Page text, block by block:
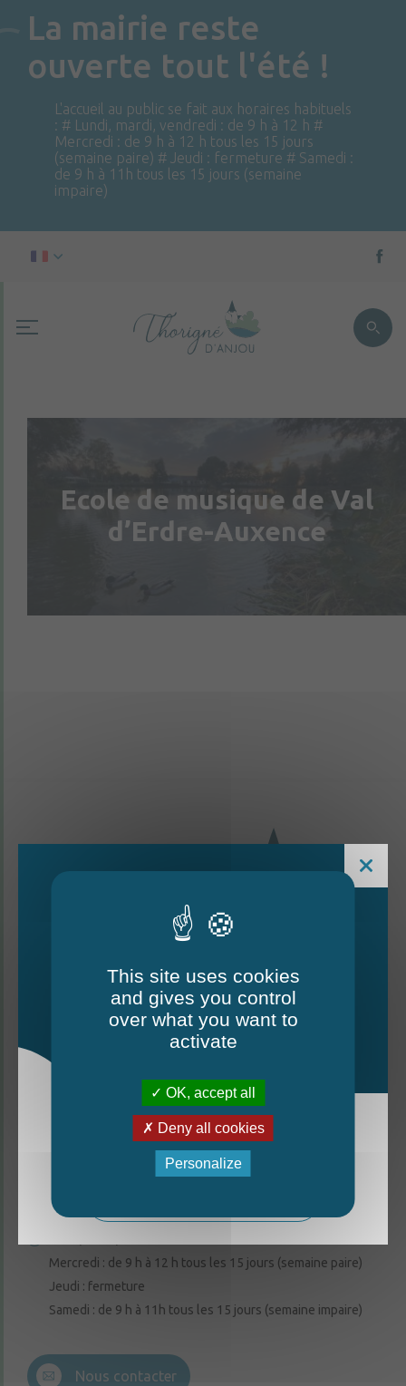
La mairie reste
ouverte tout l'été !
L'accueil au public se fait aux horaires habituels
: # Lundi, mardi, vendredi : de 9 h à 12 h #
Mercredi : de 9 h à 12 h tous les 15 jours
(semaine paire) # Jeudi : fermeture # Samedi :
de 9 h à 11h tous les 15 jours (semaine
impaire)
Ecole de musique de Val
d’Erdre-Auxence
CONTACTEZ-NOUS
6 rue de la Harderie, 49220 Thorigné d’Anjou
02 41 95 32 15
Mercredi : de 9 h à 12 h tous les 15 jours (semaine paire)
Jeudi : fermeture
Samedi : de 9 h à 11h tous les 15 jours (semaine impaire)
Nous contacter
Le Mag - édition estivale
La nouvelle édition du Mag est arrivée!
This site uses cookies
and gives you control
over what you want to
activate
OK, accept all
Deny all cookies
Personalize